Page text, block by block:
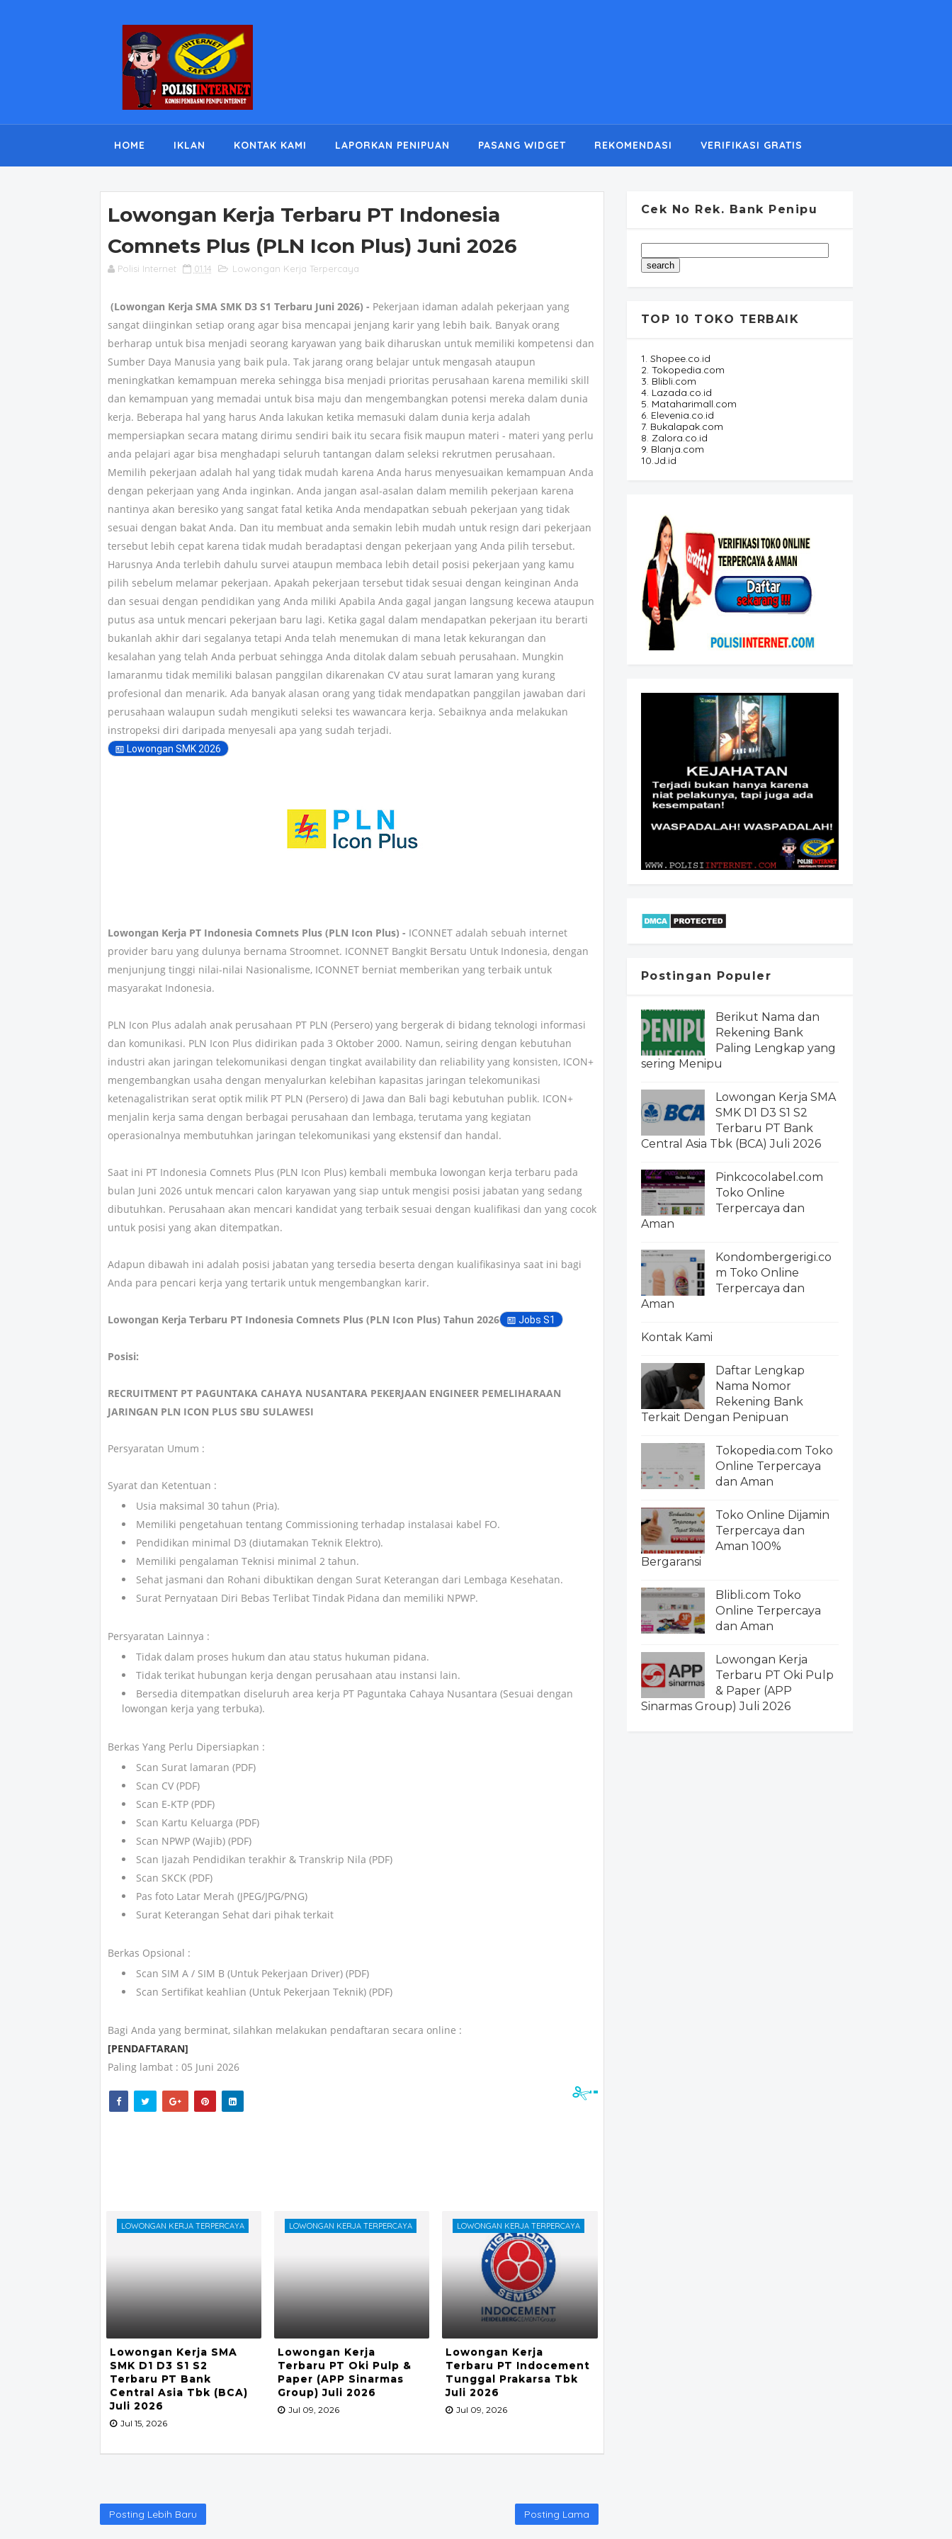
HOME IKLAN KONTAK KAMI LAPORKAN PENIPUAN PASANG WIDGET REKOMENDASI VERIFIKASI GRATIS
Lowongan Kerja Terbaru PT Indonesia
Comnets Plus (PLN Icon Plus) Juni 2026
Polisi Internet 01.14 Lowongan Kerja Terpercaya
(Lowongan Kerja SMA SMK D3 S1 Terbaru Juni 2026) - Pekerjaan idaman adalah pekerjaan yang
sangat diinginkan setiap orang agar bisa mencapai jenjang karir yang lebih baik. Banyak orang
berharap untuk bisa menjadi seorang karyawan yang baik diharuskan untuk memiliki kompetensi dan
Sumber Daya Manusia yang baik pula. Tak jarang orang belajar untuk mengasah ataupun
meningkatkan kemampuan mereka sehingga bisa menjadi prioritas perusahaan karena memiliki skill
dan kemampuan yang memadai untuk bisa maju dan mengembangkan potensi mereka dalam dunia
kerja. Beberapa hal yang harus Anda lakukan ketika memasuki dalam dunia kerja adalah
mempersiapkan secara matang dirimu sendiri baik itu secara fisik maupun materi - materi yang perlu
anda pelajari agar bisa menghadapi seluruh tantangan dalam seleksi rekrutmen perusahaan.
Memilih pekerjaan adalah hal yang tidak mudah karena Anda harus menyesuaikan kemampuan Anda
dengan pekerjaan yang Anda inginkan. Anda jangan asal-asalan dalam memilih pekerjaan karena
nantinya akan beresiko yang sangat fatal ketika Anda mendapatkan sebuah pekerjaan yang tidak
sesuai dengan bakat Anda. Dan itu membuat anda semakin lebih mudah untuk resign dari pekerjaan
tersebut lebih cepat karena tidak mudah beradaptasi dengan pekerjaan yang Anda pilih tersebut.
Harusnya Anda terlebih dahulu survei ataupun membaca lebih detail posisi pekerjaan yang kamu
pilih sebelum melamar pekerjaan. Apakah pekerjaan tersebut tidak sesuai dengan keinginan Anda
dan sesuai dengan pendidikan yang Anda miliki Apabila Anda gagal jangan langsung kecewa ataupun
putus asa untuk mencari pekerjaan baru lagi. Ketika gagal dalam mendapatkan pekerjaan itu berarti
bukanlah akhir dari segalanya tetapi Anda telah menemukan di mana letak kekurangan dan
kesalahan yang telah Anda perbuat sehingga Anda ditolak dalam sebuah perusahaan. Mungkin
lamaranmu tidak memiliki balasan panggilan dikarenakan CV atau surat lamaran yang kurang
profesional dan menarik. Ada banyak alasan orang yang tidak mendapatkan panggilan jawaban dari
perusahaan walaupun sudah mengikuti seleksi tes wawancara kerja. Sebaiknya anda melakukan
instropeksi diri daripada menyesali apa yang sudah terjadi.
Lowongan SMK 2026
Lowongan Kerja PT Indonesia Comnets Plus (PLN Icon Plus) - ICONNET adalah sebuah internet
provider baru yang dulunya bernama Stroomnet. ICONNET Bangkit Bersatu Untuk Indonesia, dengan
menjunjung tinggi nilai-nilai Nasionalisme, ICONNET berniat memberikan yang terbaik untuk
masyarakat Indonesia.
PLN Icon Plus adalah anak perusahaan PT PLN (Persero) yang bergerak di bidang teknologi informasi
dan komunikasi. PLN Icon Plus didirikan pada 3 Oktober 2000. Namun, seiring dengan kebutuhan
industri akan jaringan telekomunikasi dengan tingkat availability dan reliability yang konsisten, ICON+
mengembangkan usaha dengan menyalurkan kelebihan kapasitas jaringan telekomunikasi
ketenagalistrikan serat optik milik PT PLN (Persero) di Jawa dan Bali bagi kebutuhan publik. ICON+
menjalin kerja sama dengan berbagai perusahaan dan lembaga, terutama yang kegiatan
operasionalnya membutuhkan jaringan telekomunikasi yang ekstensif dan handal.
Saat ini PT Indonesia Comnets Plus (PLN Icon Plus) kembali membuka lowongan kerja terbaru pada
bulan Juni 2026 untuk mencari calon karyawan yang siap untuk mengisi posisi jabatan yang sedang
dibutuhkan. Perusahaan akan mencari kandidat yang terbaik sesuai dengan kualifikasi dan yang cocok
untuk posisi yang akan ditempatkan.
Adapun dibawah ini adalah posisi jabatan yang tersedia beserta dengan kualifikasinya saat ini bagi
Anda para pencari kerja yang tertarik untuk mengembangkan karir.
Lowongan Kerja Terbaru PT Indonesia Comnets Plus (PLN Icon Plus) Tahun 2026 Jobs S1
Posisi:
RECRUITMENT PT PAGUNTAKA CAHAYA NUSANTARA PEKERJAAN ENGINEER PEMELIHARAAN
JARINGAN PLN ICON PLUS SBU SULAWESI
Persyaratan Umum :
Syarat dan Ketentuan :
Usia maksimal 30 tahun (Pria).
Memiliki pengetahuan tentang Commissioning terhadap instalasai kabel FO.
Pendidikan minimal D3 (diutamakan Teknik Elektro).
Memiliki pengalaman Teknisi minimal 2 tahun.
Sehat jasmani dan Rohani dibuktikan dengan Surat Keterangan dari Lembaga Kesehatan.
Surat Pernyataan Diri Bebas Terlibat Tindak Pidana dan memiliki NPWP.
Persyaratan Lainnya :
Tidak dalam proses hukum dan atau status hukuman pidana.
Tidak terikat hubungan kerja dengan perusahaan atau instansi lain.
Bersedia ditempatkan diseluruh area kerja PT Paguntaka Cahaya Nusantara (Sesuai dengan
lowongan kerja yang terbuka).
Berkas Yang Perlu Dipersiapkan :
Scan Surat lamaran (PDF)
Scan CV (PDF)
Scan E-KTP (PDF)
Scan Kartu Keluarga (PDF)
Scan NPWP (Wajib) (PDF)
Scan Ijazah Pendidikan terakhir & Transkrip Nila (PDF)
Scan SKCK (PDF)
Pas foto Latar Merah (JPEG/JPG/PNG)
Surat Keterangan Sehat dari pihak terkait
Berkas Opsional :
Scan SIM A / SIM B (Untuk Pekerjaan Driver) (PDF)
Scan Sertifikat keahlian (Untuk Pekerjaan Teknik) (PDF)
Bagi Anda yang berminat, silahkan melakukan pendaftaran secara online :
[PENDAFTARAN]
Paling lambat : 05 Juni 2026
LOWONGAN KERJA TERPERCAYA
Lowongan Kerja SMA
SMK D1 D3 S1 S2
Terbaru PT Bank
Central Asia Tbk (BCA)
Juli 2026
Jul 15, 2026
LOWONGAN KERJA TERPERCAYA
Lowongan Kerja
Terbaru PT Oki Pulp &
Paper (APP Sinarmas
Group) Juli 2026
Jul 09, 2026
LOWONGAN KERJA TERPERCAYA
Lowongan Kerja
Terbaru PT Indocement
Tunggal Prakarsa Tbk
Juli 2026
Jul 09, 2026
Posting Lebih Baru Posting Lama
Cek No Rek. Bank Penipu
TOP 10 TOKO TERBAIK
1. Shopee.co.id
2. Tokopedia.com
3. Blibli.com
4. Lazada.co.id
5. Mataharimall.com
6. Elevenia.co.id
7. Bukalapak.com
8. Zalora.co.id
9. Blanja.com
10.Jd.id
Postingan Populer
Berikut Nama dan
Rekening Bank
Paling Lengkap yang
sering Menipu
Lowongan Kerja SMA
SMK D1 D3 S1 S2
Terbaru PT Bank
Central Asia Tbk (BCA) Juli 2026
Pinkcocolabel.com
Toko Online
Terpercaya dan
Aman
Kondombergerigi.co
m Toko Online
Terpercaya dan
Aman
Kontak Kami
Daftar Lengkap
Nama Nomor
Rekening Bank
Terkait Dengan Penipuan
Tokopedia.com Toko
Online Terpercaya
dan Aman
Toko Online Dijamin
Terpercaya dan
Aman 100%
Bergaransi
Blibli.com Toko
Online Terpercaya
dan Aman
Lowongan Kerja
Terbaru PT Oki Pulp
& Paper (APP
Sinarmas Group) Juli 2026